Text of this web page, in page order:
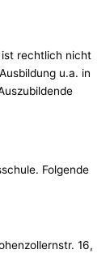
ist rechtlich nicht
u.a. in
Folgende
16,